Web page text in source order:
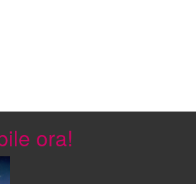
ora!